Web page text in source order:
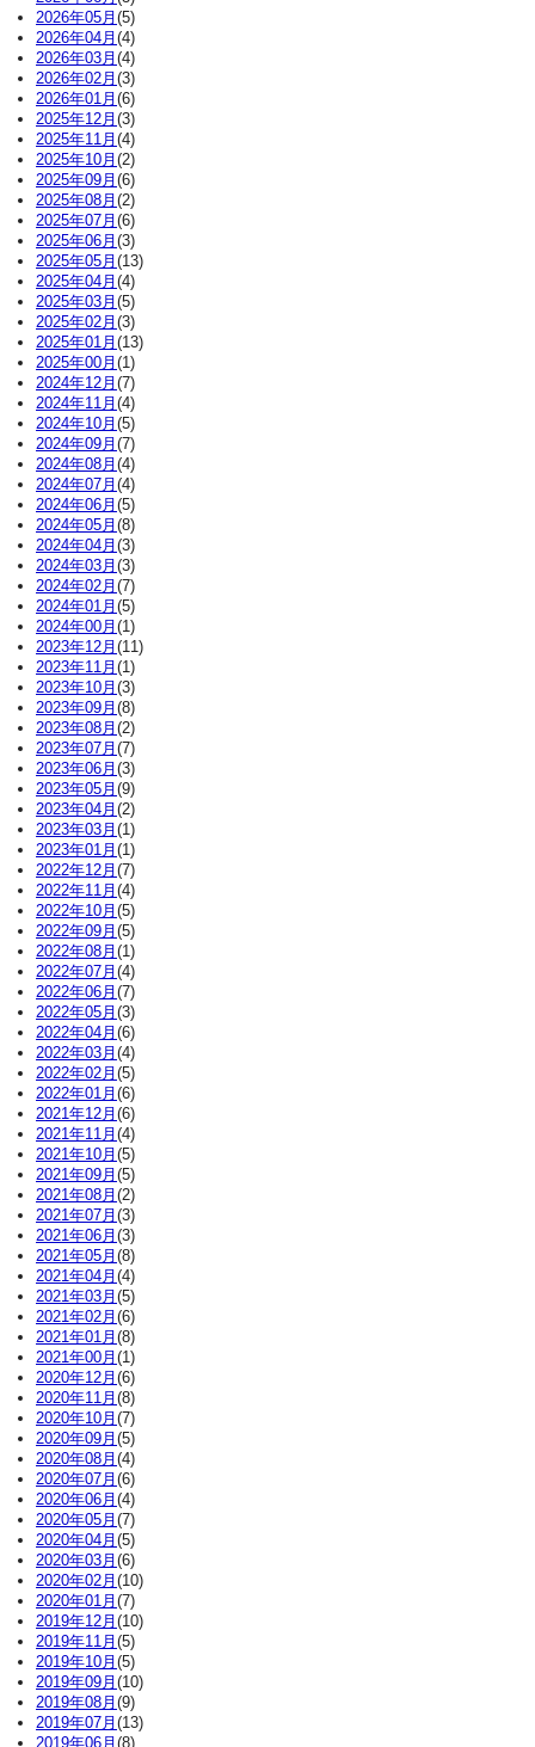
2026年05月 (5)
2026年04月 (4)
2026年03月 (4)
2026年02月 (3)
2026年01月 (6)
2025年12月 (3)
2025年11月 (4)
2025年10月 (2)
2025年09月 (6)
2025年08月 (2)
2025年07月 (6)
2025年06月 (3)
2025年05月 (13)
2025年04月 (4)
2025年03月 (5)
2025年02月 (3)
2025年01月 (13)
2025年00月 (1)
2024年12月 (7)
2024年11月 (4)
2024年10月 (5)
2024年09月 (7)
2024年08月 (4)
2024年07月 (4)
2024年06月 (5)
2024年05月 (8)
2024年04月 (3)
2024年03月 (3)
2024年02月 (7)
2024年01月 (5)
2024年00月 (1)
2023年12月 (11)
2023年11月 (1)
2023年10月 (3)
2023年09月 (8)
2023年08月 (2)
2023年07月 (7)
2023年06月 (3)
2023年05月 (9)
2023年04月 (2)
2023年03月 (1)
2023年01月 (1)
2022年12月 (7)
2022年11月 (4)
2022年10月 (5)
2022年09月 (5)
2022年08月 (1)
2022年07月 (4)
2022年06月 (7)
2022年05月 (3)
2022年04月 (6)
2022年03月 (4)
2022年02月 (5)
2022年01月 (6)
2021年12月 (6)
2021年11月 (4)
2021年10月 (5)
2021年09月 (5)
2021年08月 (2)
2021年07月 (3)
2021年06月 (3)
2021年05月 (8)
2021年04月 (4)
2021年03月 (5)
2021年02月 (6)
2021年01月 (8)
2021年00月 (1)
2020年12月 (6)
2020年11月 (8)
2020年10月 (7)
2020年09月 (5)
2020年08月 (4)
2020年07月 (6)
2020年06月 (4)
2020年05月 (7)
2020年04月 (5)
2020年03月 (6)
2020年02月 (10)
2020年01月 (7)
2019年12月 (10)
2019年11月 (5)
2019年10月 (5)
2019年09月 (10)
2019年08月 (9)
2019年07月 (13)
2019年06月 (8)